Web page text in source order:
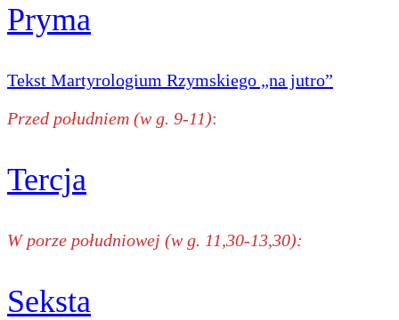
Pryma
Tekst Martyrologium Rzymskiego „na jutro”
Przed południem (w g. 9-11):
Tercja
W porze południowej (w g. 11,30-13,30):
Seksta